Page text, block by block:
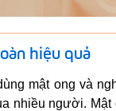
hiệu quả
mật ong và
nhiều người.